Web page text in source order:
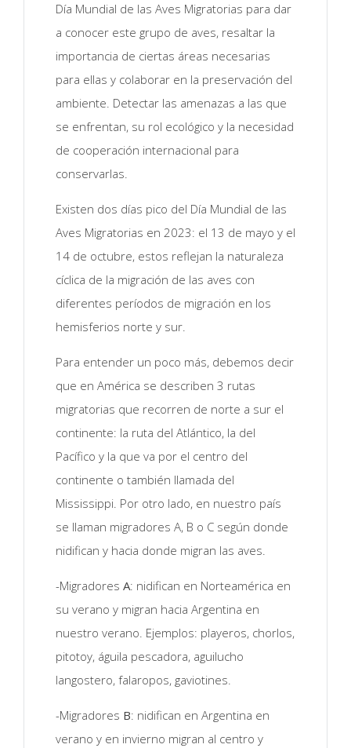
Día Mundial de las Aves Migratorias para dar
a conocer este grupo de aves, resaltar la
importancia de ciertas áreas necesarias
para ellas y colaborar en la preservación del
ambiente. Detectar las amenazas a las que
se enfrentan, su rol ecológico y la necesidad
de cooperación internacional para
conservarlas.
Existen dos días pico del Día Mundial de las
Aves Migratorias en 2023: el 13 de mayo y el
14 de octubre, estos reflejan la naturaleza
cíclica de la migración de las aves con
diferentes períodos de migración en los
hemisferios norte y sur.
Para entender un poco más, debemos decir
que en América se describen 3 rutas
migratorias que recorren de norte a sur el
continente: la ruta del Atlántico, la del
Pacífico y la que va por el centro del
continente o también llamada del
Mississippi. Por otro lado, en nuestro país
se llaman migradores A, B o C según donde
nidifican y hacia donde migran las aves.
-Migradores A: nidifican en Norteamérica en
su verano y migran hacia Argentina en
nuestro verano. Ejemplos: playeros, chorlos,
pitotoy, águila pescadora, aguilucho
langostero, falaropos, gaviotines.
-Migradores B: nidifican en Argentina en
verano y en invierno migran al centro y